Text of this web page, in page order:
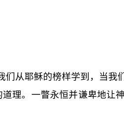
们从耶稣的榜样学到，当我
理。一瞥永恒并谦卑地让